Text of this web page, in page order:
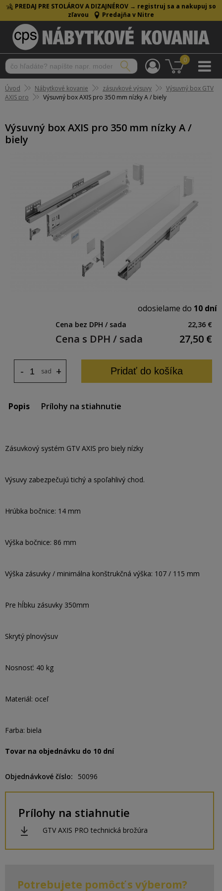
PREDAJ PRE STOLÁROV A DIZAJNÉROV → registruj sa a nakupuj so
zľavou
Predajňa v Nitre
0
Úvod Nábytkové kovanie zásuvkové výsuvy
Výsuvný box GTV
AXIS pro
Výsuvný box AXIS pro 350 mm nízky A / biely
Výsuvný box AXIS pro 350 mm nízky A /
biely
odosielame do 10 dní
Cena bez DPH / sada 22,36 €
Cena s DPH / sada 27,50 €
sada +
- Pridať do košíka
Popis Prílohy na stiahnutie
Zásuvkový systém GTV AXIS pro biely nízky
Výsuvy zabezpečujú tichý a spoľahlivý chod.
Hrúbka bočnice: 14 mm
Výška bočnice: 86 mm
Výška zásuvky / minimálna konštrukčná výška: 107 / 115 mm
Pre hĺbku zásuvky 350mm
Skrytý plnovýsuv
Nosnosť: 40 kg
Materiál: oceľ
Farba: biela
Tovar na objednávku do 10 dní
Objednávkové číslo 50096
Prílohy na stiahnutie
GTV AXIS PRO technická brožúra
Potrebujete pomôcť s výberom?